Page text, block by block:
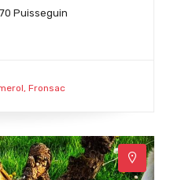
Puisseguin
Fronsac